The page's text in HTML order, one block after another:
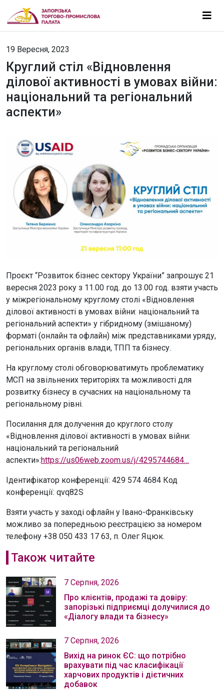
19 Вересня, 2023
Круглий стіл «Відновлення
ділової активності в умовах війни:
національний та регіональний
аспекти»
Проєкт “Розвиток бізнес сектору України” запрошує 21
вересня 2023 року з 11.00 год. до 13.00 год. взяти участь
у міжрегіональному круглому столі «Відновлення
ділової активності в умовах війни: національний та
регіональний аспекти» у гібридному (змішаному)
форматі (онлайн та офлайн) між представниками уряду,
регіональних органів влади, ТПП та бізнесу.
На круглому столі обговорюватимуть проблематику
МСП на звільнених територіях та можливості для
розвитку бізнесу в сучасних на національному та
регіональному рівні.
Посилання для долучення до круглого столу
«Відновлення ділової активності в умовах війни:
національний та регіональний
аспекти»:https://us06web.zoom.us/j/4295744684…
Ідентифікатор конференції: 429 574 4684 Код
конференції: qvq82S
Взяти участь у заході офлайн у Івано-Франківську
можливо за попередньою реєстрацією за номером
телефону +38 050 433 17 63, п. Олег Яцюк.
Також читайте
7 Серпня, 2026
Про клієнтів, продажі та довіру:
запорізькі підприємці долучилися до
«Діалогу влади та бізнесу»
7 Серпня, 2026
Вихід на ринок ЄС: що потрібно
врахувати під час класифікації
харчових продуктів і дієтичних
добавок